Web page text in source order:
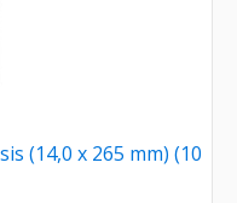
(14,0 x 265 mm) (10